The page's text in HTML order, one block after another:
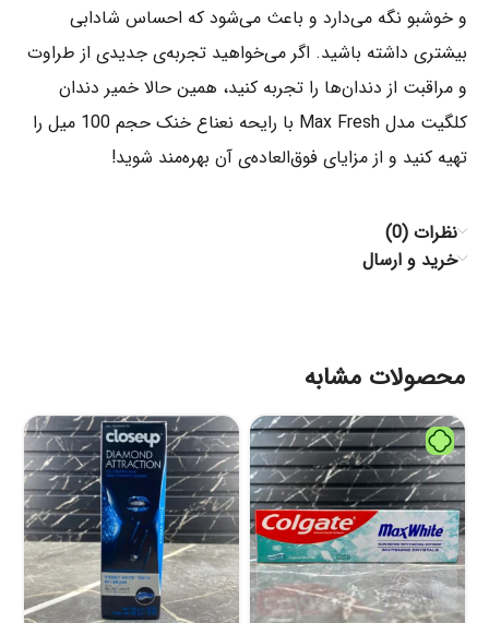
و خوشبو نگه می‌دارد و باعث می‌شود که احساس شادابی
بیشتری داشته باشید. اگر می‌خواهید تجربه‌ی جدیدی از طراوت
و مراقبت از دندان‌ها را تجربه کنید، همین حالا خمیر دندان
کلگیت مدل Max Fresh با رایحه نعناع خنک حجم 100 میل را
تهیه کنید و از مزایای فوق‌العاده‌ی آن بهره‌مند شوید!
نظرات (0)
خرید و ارسال
محصولات مشابه